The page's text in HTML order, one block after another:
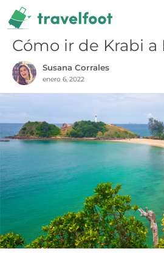
Saltar
al
contenido
Cómo ir de Krabi a
Susana Corrales
enero 6, 2022